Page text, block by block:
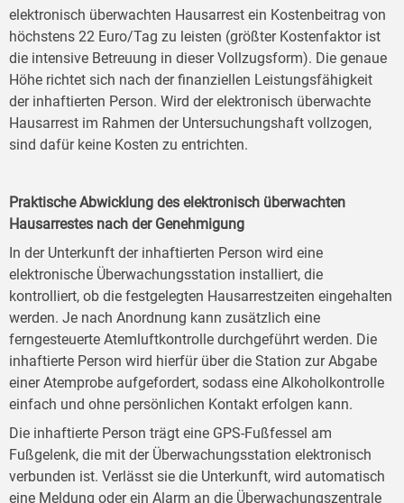
elektronisch überwachten Hausarrest ein Kostenbeitrag von
höchstens 22 Euro/Tag zu leisten (größter Kostenfaktor ist
die intensive Betreuung in dieser Vollzugsform). Die genaue
Höhe richtet sich nach der finanziellen Leistungsfähigkeit
der inhaftierten Person. Wird der elektronisch überwachte
Hausarrest im Rahmen der Untersuchungshaft vollzogen,
sind dafür keine Kosten zu entrichten.
Praktische Abwicklung des elektronisch überwachten
Hausarrestes nach der Genehmigung
In der Unterkunft der inhaftierten Person wird eine
elektronische Überwachungsstation installiert, die
kontrolliert, ob die festgelegten Hausarrestzeiten eingehalten
werden. Je nach Anordnung kann zusätzlich eine
ferngesteuerte Atemluftkontrolle durchgeführt werden. Die
inhaftierte Person wird hierfür über die Station zur Abgabe
einer Atemprobe aufgefordert, sodass eine Alkoholkontrolle
einfach und ohne persönlichen Kontakt erfolgen kann.
Die inhaftierte Person trägt eine GPS-Fußfessel am
Fußgelenk, die mit der Überwachungsstation elektronisch
verbunden ist. Verlässt sie die Unterkunft, wird automatisch
eine Meldung oder ein Alarm an die Überwachungszentrale